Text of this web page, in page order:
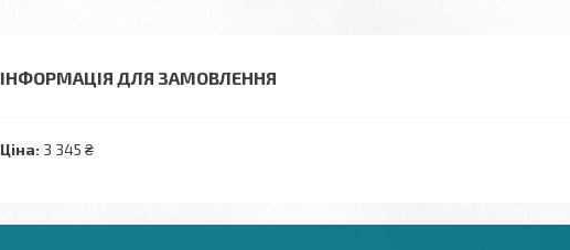
ІНФОРМАЦІЯ ДЛЯ ЗАМОВЛЕННЯ
Ціна: 3 345 ₴